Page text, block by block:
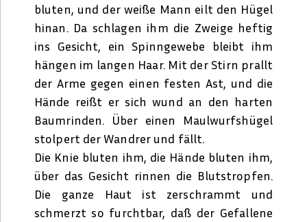
bluten, und der weiße Mann eilt den Hügel
hinan. Da schlagen ihm die Zweige heftig
ins Gesicht, ein Spinngewebe bleibt ihm
hängen im langen Haar. Mit der Stirn prallt
der Arme gegen einen festen Ast, und die
Hände reißt er sich wund an den harten
Baumrinden. Über einen Maulwurfshügel
stolpert der Wandrer und fällt.
Die Knie bluten ihm, die Hände bluten ihm,
über das Gesicht rinnen die Blutstropfen.
Die ganze Haut ist zerschrammt und
schmerzt so furchtbar, daß der Gefallene